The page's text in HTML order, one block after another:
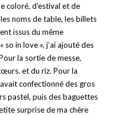
coloré, d’estival et de
noms de table, les billets
issus du même
in love », j’ai ajouté des
la sortie de messe,
et du riz. Pour la
confectionné des gros
pastel, puis des baguettes
surprise de ma chère